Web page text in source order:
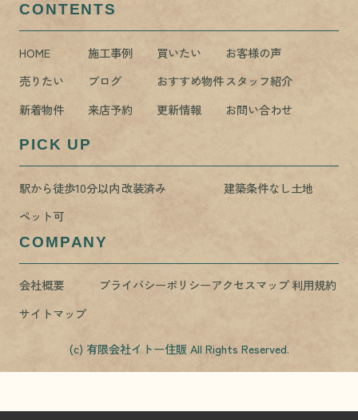
CONTENTS
HOME 施工事例 買いたい
お客様の声
売りたい
ブログ おすすめ物件スタッフ紹介
新着物件
来店予約 更新情報 お問い合わせ
PICK UP
駅から徒歩10分以内改装済み
建築条件なし土地
ペット可
COMPANY
会社概要 プライバシーポリシーアクセスマップ利用規約
サイトマップ
(c) 有限会社イトー住販 All Rights Reserved.